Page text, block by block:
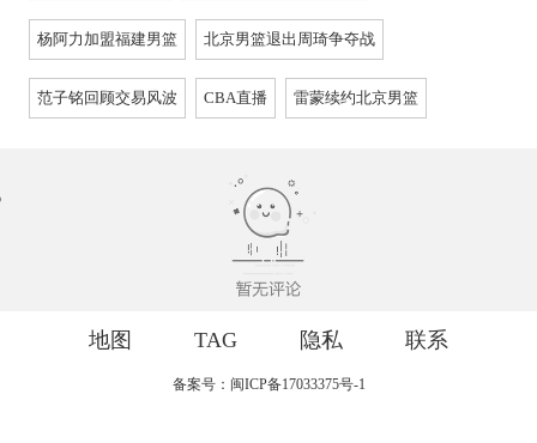
杨阿力加盟福建男篮 北京男篮退出周琦争夺战
范子铭回顾交易风波 CBA直播 雷蒙续约北京男篮
地图 TAG 隐私 联系
备案号：闽ICP备17033375号-1